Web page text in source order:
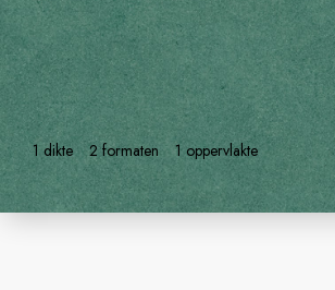
1 dikte 2 formaten 1 oppervlakte